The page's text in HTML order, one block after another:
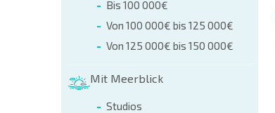
Bis 100 000€
Von 100 000€ bis 125 000€
Von 125 000€ bis 150 000€
Mit Meerblick
Studios